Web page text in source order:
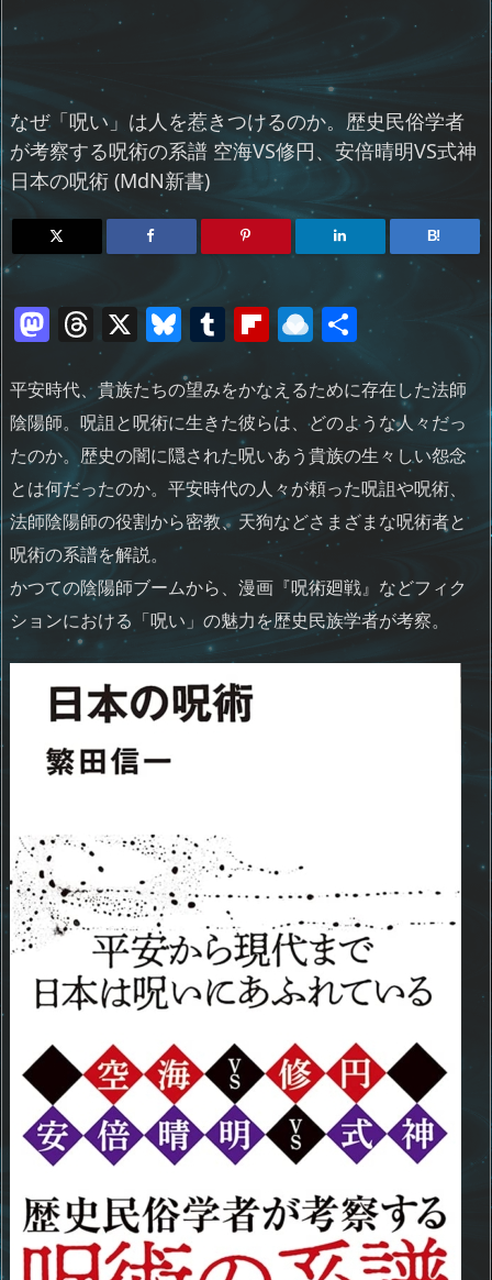
なぜ「呪い」は人を惹きつけるのか。歴史民俗学者
が考察する呪術の系譜 空海VS修円、安倍晴明VS式神
日本の呪術 (MdN新書)
B!
M
a
st
o
d
o
n
T
h
re
a
d
s
X Bl
e
sk
y
T
m
bl
r
Fl
ip
b
o
ar
d
R
ai
n
d
ro
p.
io
共
有
平安時代、貴族たちの望みをかなえるために存在した法師
陰陽師。呪詛と呪術に生きた彼らは、どのような人々だっ
たのか。歴史の闇に隠された呪いあう貴族の生々しい怨念
とは何だったのか。平安時代の人々が頼った呪詛や呪術、
法師陰陽師の役割から密教、天狗などさまざまな呪術者と
呪術の系譜を解説。
かつての陰陽師ブームから、漫画『呪術廻戦』などフィク
ションにおける「呪い」の魅力を歴史民族学者が考察。